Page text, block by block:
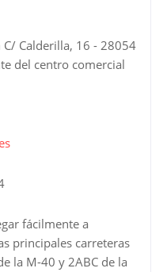
Calderilla, 16 - 28054
del centro comercial
fácilmente a
principales carreteras
la M-40 y 2ABC de la